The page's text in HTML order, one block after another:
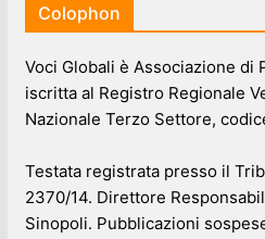
Colophon
Voci Globali è Associazione di
iscritta al Registro Regionale
Nazionale Terzo Settore,
Testata registrata presso il
2370/14. Direttore
Sinopoli. Pubblicazioni